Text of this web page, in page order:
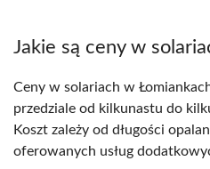
Jakie są ceny w
Ceny w solariach w
przedziale od kilkunastu do
Koszt zależy od długości
oferowanych usług